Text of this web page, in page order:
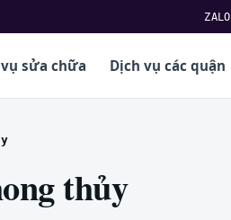
ZALO
sửa chữa Dịch vụ các quận
thủy